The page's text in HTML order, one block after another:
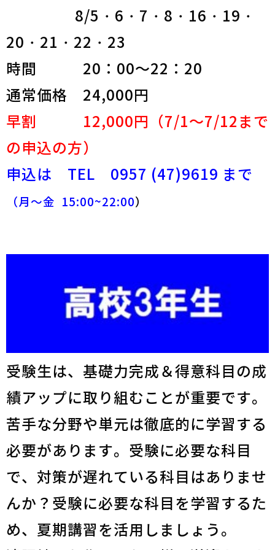
8/5・6・7・8・16・19・
20・21・22・23
時間 20：00～22：20
通常価格 24,000円
早割 12,000円（7/1～7/12まで
の申込の方）
申込は TEL 0957 (47)9619 まで
（月～金 15:00~22:00）
受験生は、基礎力完成＆得意科目の成
績アップに取り組むことが重要です。
苦手な分野や単元は徹底的に学習する
必要があります。受験に必要な科目
で、対策が遅れている科目はありませ
んか？受験に必要な科目を学習するた
め、夏期講習を活用しましょう。